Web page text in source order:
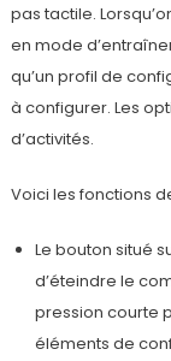
pas tactile.
en mode
qu’un profil de
à configurer. Les
d’activités.
Voici les fonctions
Le bouton situé
d’éteindre le
pression courte
éléments de